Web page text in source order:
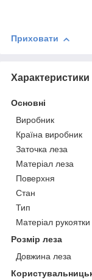
Приховати
Характеристики
Основні
Виробник
Країна виробник
Заточка леза
Матеріал леза
Поверхня
Стан
Тип
Матеріал рукоятки
Розмір леза
Довжина леза